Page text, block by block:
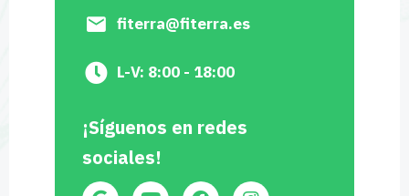
fiterra@fiterra.es
L-V: 8:00 - 18:00
¡Síguenos en redes
sociales!